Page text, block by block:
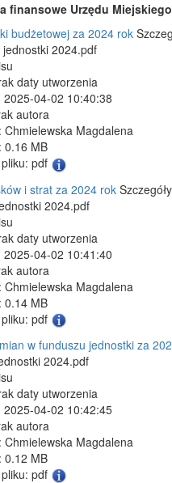
finansowe Urzędu
budżetowej za 2024 rok
2024.pdf
daty utworzenia
2025-04-02 10:40:38
autora
Chmielewska Magdalena
0.16 MB
pdf
i strat za 2024 rok
2024.pdf
daty utworzenia
2025-04-02 10:41:40
autora
Chmielewska Magdalena
0.14 MB
pdf
w funduszu jednostki za
2024.pdf
daty utworzenia
2025-04-02 10:42:45
autora
Chmielewska Magdalena
0.12 MB
pdf